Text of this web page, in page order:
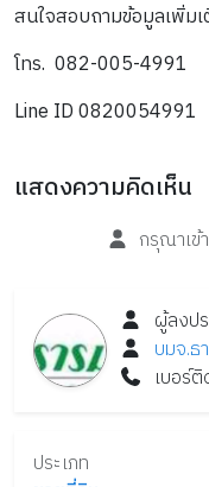
สนใจสอบถามข้อมูลเพิ่ม
โทร. 082-005-4991
Line ID 0820054991
แสดงความคิดเห็น
กรุณาเข้
ผู้ลงป
บมจ.ธ
เบอร์
ประเภท